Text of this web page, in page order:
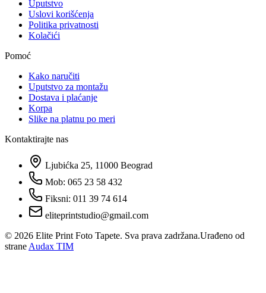
Uputstvo
Uslovi korišćenja
Politika privatnosti
Kolačići
Pomoć
Kako naručiti
Uputstvo za montažu
Dostava i plaćanje
Korpa
Slike na platnu po meri
Kontaktirajte nas
Ljubićka 25, 11000 Beograd
Mob: 065 23 58 432
Fiksni: 011 39 74 614
eliteprintstudio@gmail.com
© 2026 Elite Print Foto Tapete. Sva prava zadržana.Urađeno od
strane Audax TIM